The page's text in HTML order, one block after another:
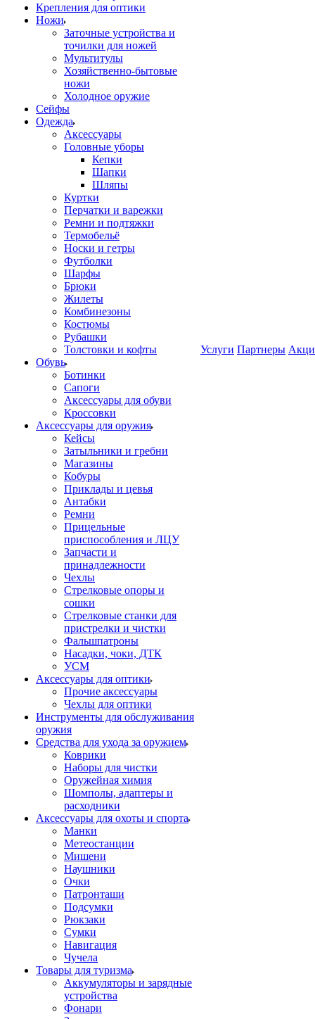
Крепления для оптики
Ножи
Заточные устройства и
точилки для ножей
Мультитулы
Хозяйственно-бытовые
ножи
Холодное оружие
Сейфы
Одежда
Аксессуары
Головные уборы
Кепки
Шапки
Шляпы
Куртки
Перчатки и варежки
Ремни и подтяжки
Термобельё
Носки и гетры
Футболки
Шарфы
Брюки
Жилеты
Комбинезоны
Костюмы
Рубашки
Толстовки и кофты
Обувь
Ботинки
Сапоги
Аксессуары для обуви
Кроссовки
Аксессуары для оружия
Кейсы
Затыльники и гребни
Магазины
Кобуры
Приклады и цевья
Антабки
Ремни
Прицельные
приспособления и ЛЦУ
Запчасти и
принадлежности
Чехлы
Стрелковые опоры и
сошки
Стрелковые станки для
пристрелки и чистки
Фальшпатроны
Насадки, чоки, ДТК
УСМ
Аксессуары для оптики
Прочие аксессуары
Чехлы для оптики
Инструменты для обслуживания
оружия
Средства для ухода за оружием
Коврики
Наборы для чистки
Оружейная химия
Шомполы, адаптеры и
расходники
Аксессуары для охоты и спорта
Манки
Метеостанции
Мишени
Наушники
Очки
Патронташи
Подсумки
Рюкзаки
Сумки
Навигация
Чучела
Товары для туризма
Аккумуляторы и зарядные
устройства
Фонари
Услуги Партнеры